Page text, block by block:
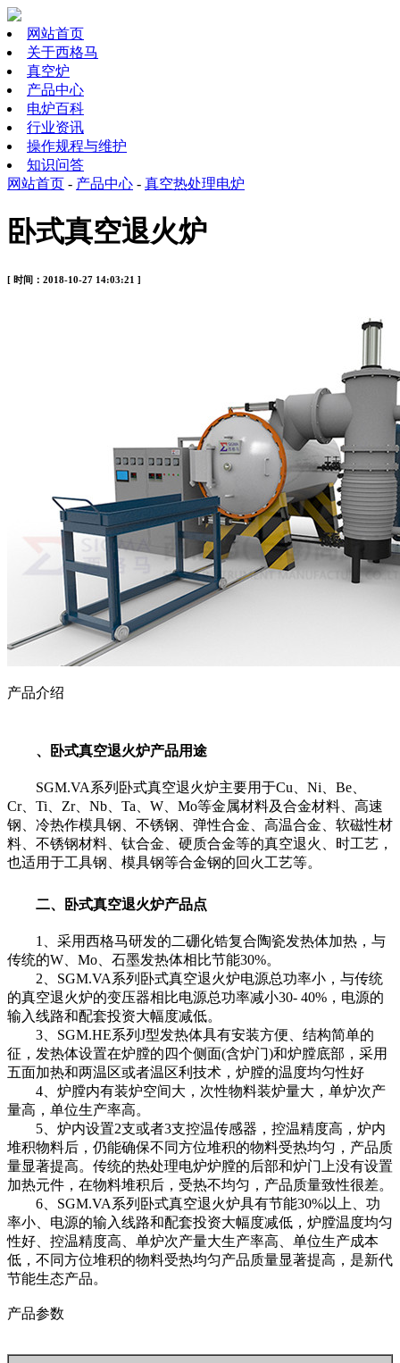
网站首页
关于西格马
真空炉
产品中心
电炉百科
行业资讯
操作规程与维护
知识问答
网站首页 - 产品中心 - 真空热处理电炉
卧式真空退火炉
[ 时间：2018-10-27 14:03:21 ]
产品介绍
、卧式真空退火炉产品用途
SGM.VA系列 卧式真空退火炉主要用于Cu、Ni、Be、
Cr、Ti、Zr、Nb、Ta、W、Mo等金属材料及合金材料、高速
钢、冷热作模具钢、不锈钢、弹性合金、高温合金、软磁性材
料、不锈钢材料、钛合金、硬质合金等的真空退火、时工艺，
也适用于工具钢、模具钢等合金钢的回火工艺等。
二、卧式真空退火炉产品点
1、采用西格马研发的二硼化锆复合陶瓷发热体加热，与
传统的W、Mo、石墨发热体相比节能30%。
2、SGM.VA系列 卧式真空退火炉电源总功率小，与传统
的真空退火炉的变压器相比电源总功率减小30- 40%，电源的
输入线路和配套投资大幅度减低。
3、SGM.HE系列J型发热体具有安装方便、结构简单的
征，发热体设置在炉膛的四个侧面(含炉门)和炉膛底部，采用
五面加热和两温区或者温区利技术，炉膛的温度均匀性好
4、炉膛内有装炉空间大，次性物料装炉量大，单炉次产
量高，单位生产率高。
5、炉内设置2支或者3支控温传感器，控温精度高，炉内
堆积物料后，仍能确保不同方位堆积的物料受热均匀，产品质
量显著提高。传统的热处理电炉炉膛的后部和炉门上没有设置
加热元件，在物料堆积后，受热不均匀，产品质量致性很差。
6、SGM.VA系列 卧式真空退火炉具有节能30%以上、功
率小、电源的输入线路和配套投资大幅度减低，炉膛温度均匀
性好、控温精度高、单炉次产量大生产率高、单位生产成本
低，不同方位堆积的物料受热均匀产品质量显著提高，是新代
节能生态产品。
产品参数